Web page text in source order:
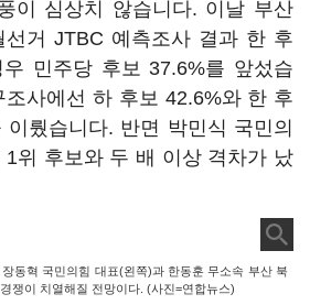
이 심상치 않습니다. 이날 부산
선거 JTBC 예측조사 결과 한 후
민주당 후보 37.6%를 앞섰습
조사에선 하 후보 42.6%와 한 후
뤘습니다. 반면 박민식 국민의
위 후보와 두 배 이상 격차가 났
동혁 국민의힘 대표(왼쪽)과 한동훈 무소속 부산 북
쟁이 치열해질 전망이다. (사진=연합뉴스)